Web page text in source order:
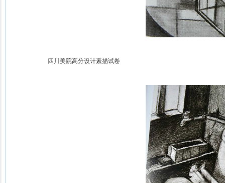
四川美院高分设计素描试卷